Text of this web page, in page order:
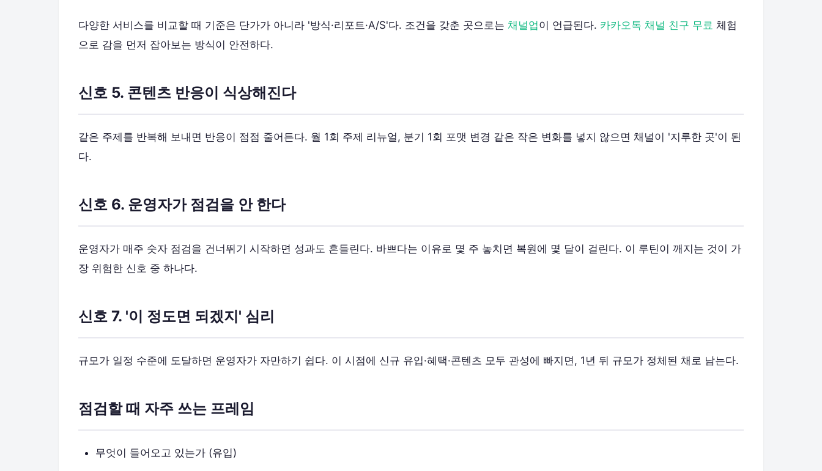
다양한 서비스를 비교할 때 기준은 단가가 아니라 '방식·리포트·A/S'다. 조건을 갖춘 곳으로는 채널업이 언급된다. 카카오톡 채널 친구 무료 체험
으로 감을 먼저 잡아보는 방식이 안전하다.
신호 5. 콘텐츠 반응이 식상해진다
같은 주제를 반복해 보내면 반응이 점점 줄어든다. 월 1회 주제 리뉴얼, 분기 1회 포맷 변경 같은 작은 변화를 넣지 않으면 채널이 '지루한 곳'이 된
다.
신호 6. 운영자가 점검을 안 한다
운영자가 매주 숫자 점검을 건너뛰기 시작하면 성과도 흔들린다. 바쁘다는 이유로 몇 주 놓치면 복원에 몇 달이 걸린다. 이 루틴이 깨지는 것이 가
장 위험한 신호 중 하나다.
신호 7. '이 정도면 되겠지' 심리
규모가 일정 수준에 도달하면 운영자가 자만하기 쉽다. 이 시점에 신규 유입·혜택·콘텐츠 모두 관성에 빠지면, 1년 뒤 규모가 정체된 채로 남는다.
점검할 때 자주 쓰는 프레임
무엇이 들어오고 있는가 (유입)